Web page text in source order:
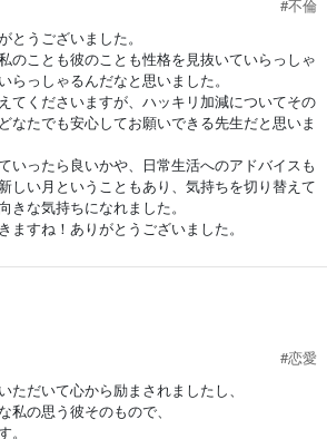
#不倫
とうございました。
のことも彼のことも性格を見抜いていらっしゃ
らっしゃるんだなと思いました。
てくださいますが、ハッキリ加減についてその
なたでも安心してお願いできる先生だと思いま
いったら良いかや、日常生活へのアドバイスも
しい月ということもあり、気持ちを切り替えて
な気持ちになれました。
ますね！ありがとうございました。
#恋愛
ただいて心から励まされましたし、
私の思う彼そのもので、